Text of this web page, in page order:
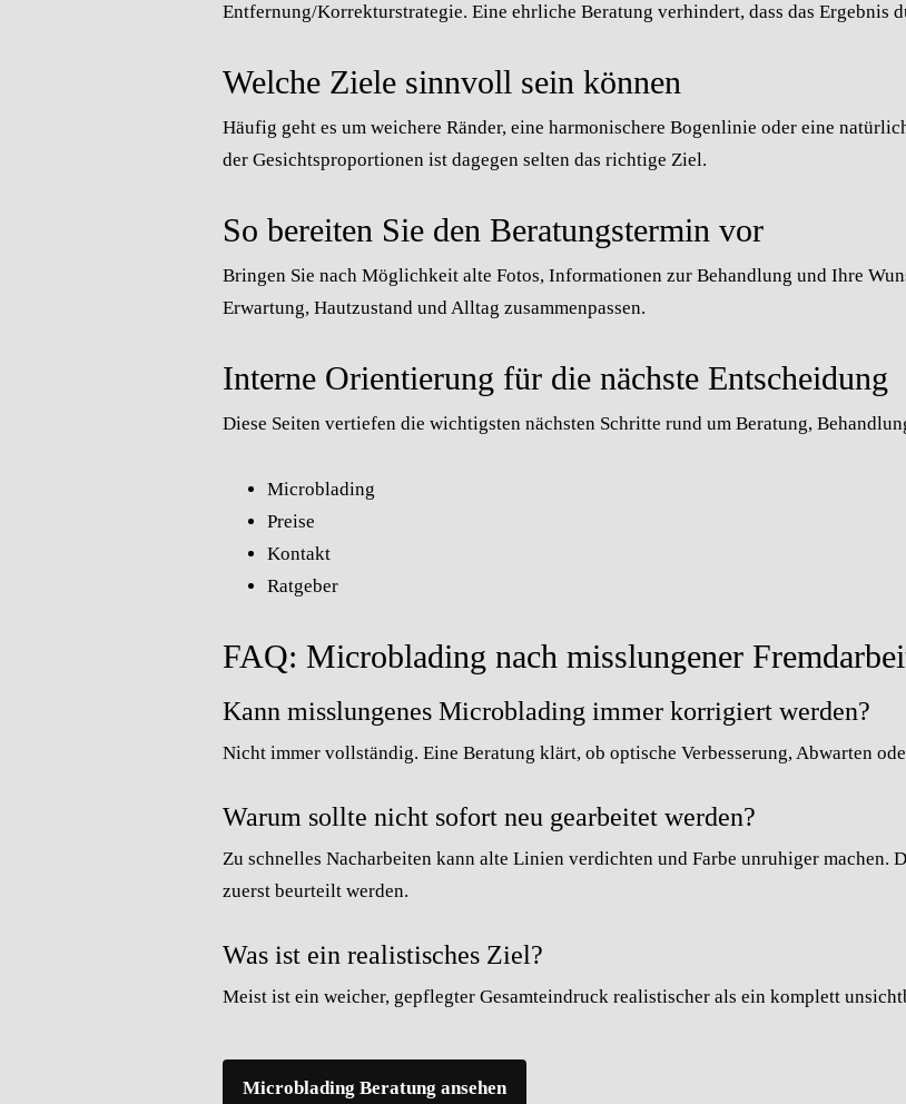
Entfernung/Korrekturstrategie. Eine ehrliche Beratung verhindert, dass das Ergebnis
Welche Ziele sinnvoll sein können
Häufig geht es um weichere Ränder, eine harmonischere Bogenlinie oder eine
der Gesichtsproportionen ist dagegen selten das richtige Ziel.
So bereiten Sie den Beratungstermin vor
Bringen Sie nach Möglichkeit alte Fotos, Informationen zur Behandlung und Ihre
Erwartung, Hautzustand und Alltag zusammenpassen.
Interne Orientierung für die nächste Entscheidung
Diese Seiten vertiefen die wichtigsten nächsten Schritte rund um Beratung,
Microblading
Preise
Kontakt
Ratgeber
FAQ: Microblading nach misslungener
Kann misslungenes Microblading immer korrigiert werden?
Nicht immer vollständig. Eine Beratung klärt, ob optische Verbesserung, Abwarten
Warum sollte nicht sofort neu gearbeitet werden?
Zu schnelles Nacharbeiten kann alte Linien verdichten und Farbe unruhiger machen.
zuerst beurteilt werden.
Was ist ein realistisches Ziel?
Meist ist ein weicher, gepflegter Gesamteindruck realistischer als ein komplett
Microblading Beratung ansehen